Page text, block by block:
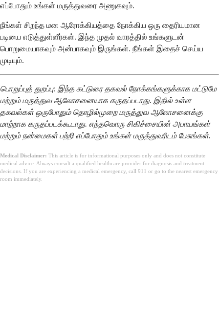
எப்போதும் உங்கள் மருத்துவரை அணுகவும்.
நீங்கள் சிறந்த மன ஆரோக்கியத்தை நோக்கிய ஒரு தைரியமான
படியை எடுத்துள்ளீர்கள். இந்த முதல் வாரத்தில் உங்களுடன்
பொறுமையாகவும் அன்பாகவும் இருங்கள். நீங்கள் இதைச் செய்ய
முடியும்.
பொறுப்புத் துறப்பு: இந்த கட்டுரை தகவல் நோக்கங்களுக்காக மட்டுமே
மற்றும் மருத்துவ ஆலோசனையாக கருதப்படாது. இதில் உள்ள
தகவல்கள் ஒருபோதும் தொழில்முறை மருத்துவ ஆலோசனைக்கு
மாற்றாக கருதப்படக்கூடாது. எந்தவொரு சிகிச்சையின் அபாயங்கள்
மற்றும் நன்மைகள் பற்றி எப்போதும் உங்கள் மருத்துவரிடம் பேசுங்கள்.
Medical Disclaimer: This article is for informational purposes only and does not constitute
medical advice. Always consult a qualified healthcare provider for diagnosis and treatment
decisions. If you are experiencing a medical emergency, call 911 or go to the nearest emergency
room immediately.